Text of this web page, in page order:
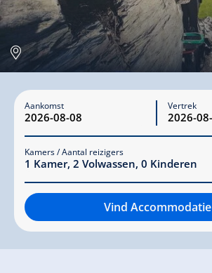
Aankomst Vertrek
Kamers / Aantal reizigers
1 Kamer, 2 Volwassen, 0 Kinderen
Vind Accommodatie